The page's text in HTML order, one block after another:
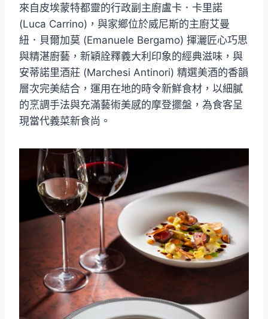
來自皮埃蒙特都靈的行政副主廚盧卡．卡里諾
(Luca Carrino)，與家鄉位於威尼斯的主廚艾曼
紐．貝爾加莫 (Emanuele Bergamo) 揮灑匠心巧思
與精湛廚藝，新穎詮釋義大利印象的經典滋味，與
安蒂諾里酒莊 (Marchesi Antinori) 精選美酒的香韻
層次完美結合，運用在地的時令新鮮食材，以細膩
的烹調手法與充滿藝術美感的摩登擺盤，為食客呈
現當代義菜新食尚。